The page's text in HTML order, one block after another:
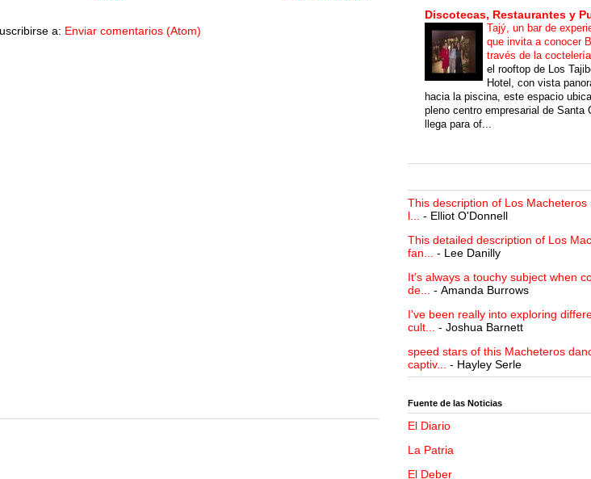
a: Enviar comentarios (Atom)
Discotecas, Restaurantes y
Tajý, un bar de
que invita a conocer
través de la
el rooftop de Los
Hotel, con vista
hacia la piscina, este espacio
pleno centro empresarial de Santa
llega para of...
This description of Los Macheteros
l...
- Elliot O'Donnell
This detailed description of Los
fan...
- Lee Danilly
It's always a touchy subject when
de...
- Amanda Burrows
I've been really into exploring
cult...
- Joshua Barnett
speed stars of this Macheteros
captiv...
- Hayley Serle
Fuente de las Noticias
El Diario
La Patria
El Deber